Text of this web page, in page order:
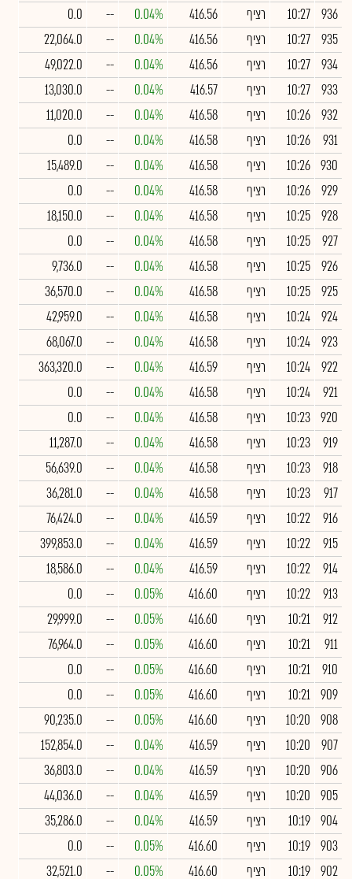
936
10:27 רציף 416.56
0.04%
--
0.0
935
10:27 רציף 416.56
0.04%
--
22,064.0
934
10:27 רציף 416.56
0.04%
--
49,022.0
933
10:27 רציף 416.57
0.04%
--
13,030.0
932
10:26 רציף 416.58
0.04%
--
11,020.0
931
10:26 רציף 416.58
0.04%
--
0.0
930
10:26 רציף 416.58
0.04%
--
15,489.0
929
10:26 רציף 416.58
0.04%
--
0.0
928
10:25 רציף 416.58
0.04%
--
18,150.0
927
10:25 רציף 416.58
0.04%
--
0.0
926
10:25 רציף 416.58
0.04%
--
9,736.0
925
10:25 רציף 416.58
0.04%
--
36,570.0
924
10:24 רציף 416.58
0.04%
--
42,959.0
923
10:24 רציף 416.58
0.04%
--
68,067.0
922
10:24 רציף 416.59
0.04%
--
363,320.0
921
10:24 רציף 416.58
0.04%
--
0.0
920
10:23 רציף 416.58
0.04%
--
0.0
919
10:23 רציף 416.58
0.04%
--
11,287.0
918
10:23 רציף 416.58
0.04%
--
56,639.0
917
10:23 רציף 416.58
0.04%
--
36,281.0
916
10:22 רציף 416.59
0.04%
--
76,424.0
915
10:22 רציף 416.59
0.04%
--
399,853.0
914
10:22 רציף 416.59
0.04%
--
18,586.0
913
10:22 רציף 416.60
0.05%
--
0.0
912
10:21 רציף 416.60
0.05%
--
29,999.0
911
10:21 רציף 416.60
0.05%
--
76,964.0
910
10:21 רציף 416.60
0.05%
--
0.0
909
10:21 רציף 416.60
0.05%
--
0.0
908
10:20 רציף 416.60
0.05%
--
90,235.0
907
10:20 רציף 416.59
0.04%
--
152,854.0
906
10:20 רציף 416.59
0.04%
--
36,803.0
905
10:20 רציף 416.59
0.04%
--
44,036.0
904
10:19 רציף 416.59
0.04%
--
35,286.0
903
10:19 רציף 416.60
0.05%
--
0.0
902
10:19 רציף 416.60
0.05%
--
32,521.0